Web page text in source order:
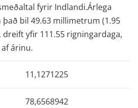
fyrir Indlandi.Árlega
bil 49.63 millimetrum (1.95
yfir 111.55 rigningardaga,
árinu.
11,1271225
78,6568942